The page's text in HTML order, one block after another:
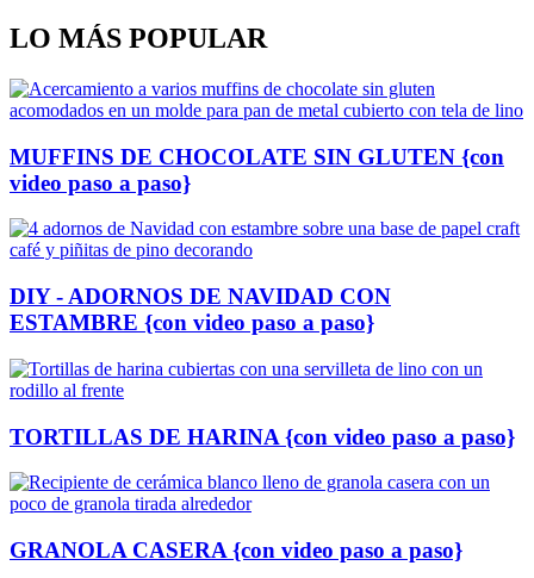
LO MÁS POPULAR
MUFFINS DE CHOCOLATE SIN GLUTEN {con
video paso a paso}
DIY - ADORNOS DE NAVIDAD CON
ESTAMBRE {con video paso a paso}
TORTILLAS DE HARINA {con video paso a paso}
GRANOLA CASERA {con video paso a paso}